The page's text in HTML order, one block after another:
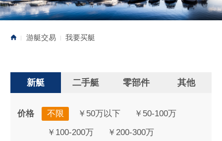
| 游艇交易 | 我要买艇
新艇 二手艇 零部件 其他
价格 不限 ￥50万以下 ￥50-100万
￥100-200万 ￥200-300万